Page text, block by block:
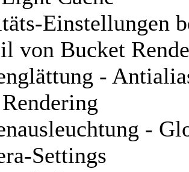
Einstellungen
von Bucket
-
-
Settings